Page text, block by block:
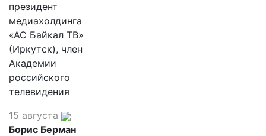
президент
медиахолдинга
«АС Байкал ТВ»
(Иркутск), член
Академии
российского
телевидения
15 августа
Борис Берман